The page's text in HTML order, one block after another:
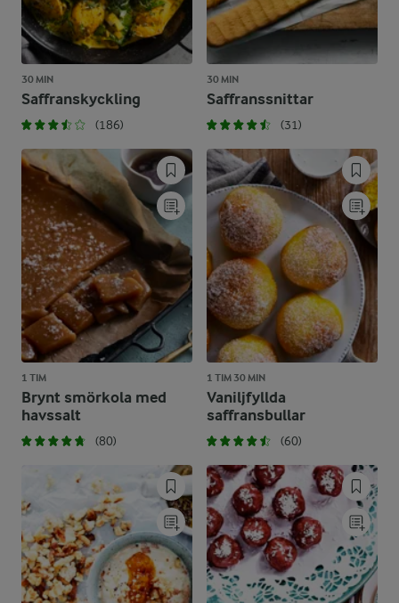
30 MIN
Saffranskyckling
(186)
30 MIN
Saffranssnittar
(31)
1 TIM
Brynt smörkola med
havssalt
(80)
1 TIM 30 MIN
Vaniljfyllda
saffransbullar
(60)